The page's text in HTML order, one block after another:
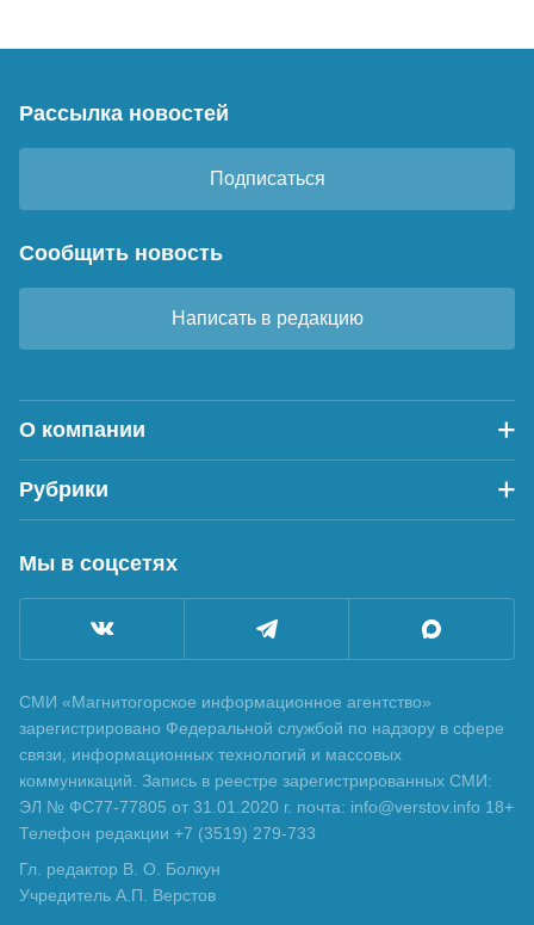
Рассылка новостей
Подписаться
Сообщить новость
Написать в редакцию
О компании
Рубрики
Мы в соцсетях
СМИ «Магнитогорское информационное агентство»
зарегистрировано Федеральной службой по надзору в сфере
связи, информационных технологий и массовых
коммуникаций. Запись в реестре зарегистрированных СМИ:
ЭЛ № ФС77-77805 от 31.01.2020 г. почта: info@verstov.info 18+
Телефон редакции +7 (3519) 279-733
Гл. редактор В. О. Болкун
Учредитель А.П. Верстов